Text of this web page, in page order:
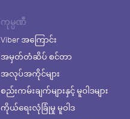
ကုမ္ပဏီ
Viber အကြောင်း
အမှတ်တံဆိပ် စင်တာ
အလုပ်အကိုင်များ
စည်းကမ်းချက်များနှင့် မူဝါဒများ
ကိုယ်ရေးလုံခြုံမှု မူဝါဒ